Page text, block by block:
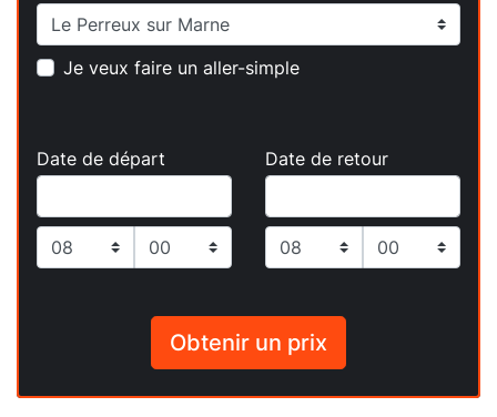
Je veux faire un aller-simple
Date de départ Date de retour
Obtenir un prix